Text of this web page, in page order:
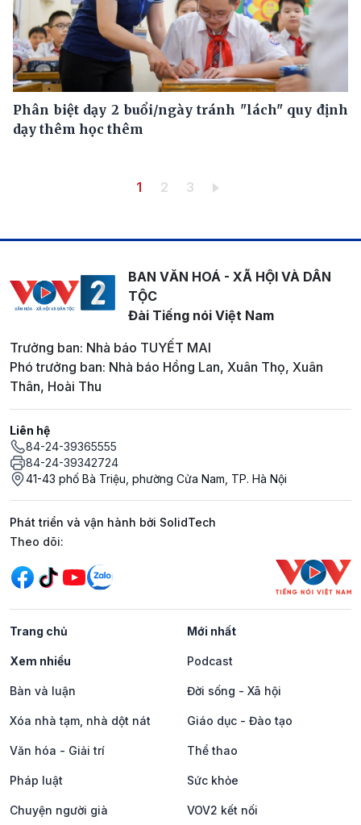
Phân biệt dạy 2 buổi/ngày tránh "lách" quy định
dạy thêm học thêm
Trang hiện thời
1 Trang
2 Trang
3
BAN VĂN HOÁ - XÃ HỘI VÀ DÂN
TỘC
Đài Tiếng nói Việt Nam
Trưởng ban: Nhà báo TUYẾT MAI
Phó trưởng ban: Nhà báo Hồng Lan, Xuân Thọ, Xuân
Thân, Hoài Thu
Liên hệ
84-24-39365555
84-24-39342724
41-43 phố Bà Triệu, phường Cửa Nam, TP. Hà Nội
Phát triển và vận hành bởi SolidTech
Mạng xã hội
Theo dõi:
Trang chủ Mới nhất
Xem nhiều Podcast
Bàn và luận Đời sống - Xã hội
Xóa nhà tạm, nhà dột nát Giáo dục - Đào tạo
Văn hóa - Giải trí Thể thao
Pháp luật Sức khỏe
Chuyện người già VOV2 kết nối